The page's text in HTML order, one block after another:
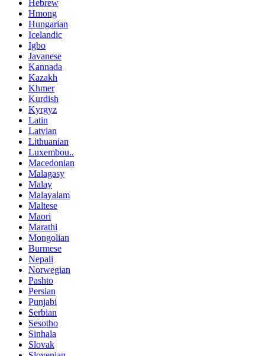
Hebrew
Hmong
Hungarian
Icelandic
Igbo
Javanese
Kannada
Kazakh
Khmer
Kurdish
Kyrgyz
Latin
Latvian
Lithuanian
Luxembou..
Macedonian
Malagasy
Malay
Malayalam
Maltese
Maori
Marathi
Mongolian
Burmese
Nepali
Norwegian
Pashto
Persian
Punjabi
Serbian
Sesotho
Sinhala
Slovak